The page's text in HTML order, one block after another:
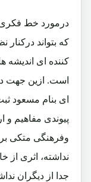
درمورد خط فکری
که بتواند
کننده ای اندیشه
است. ازین جهت
ای بنام مسعود
پیوندی مفاهیم
وفرهنگی متکی
نداشته، اثری
جدا از دیگران